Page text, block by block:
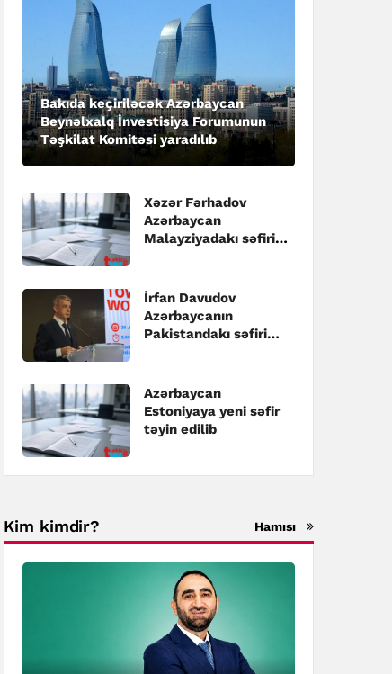
Bakıda keçiriləcək Azərbaycan
Beynəlxalq İnvestisiya Forumunun
Təşkilat Komitəsi yaradılıb
Xəzər Fərhadov
Azərbaycan
Malayziyadakı səfiri
İrfan Davudov
Azərbaycanın
Pakistandakı səfiri
Azərbaycan
Estoniyaya yeni səfir
təyin edilib
Kim kimdir? Hamısı